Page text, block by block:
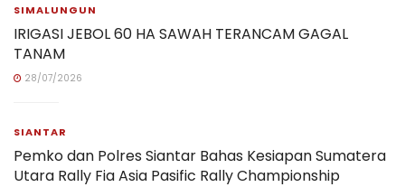
SIMALUNGUN
IRIGASI JEBOL 60 HA SAWAH TERANCAM GAGAL
TANAM
28/07/2026
SIANTAR
Pemko dan Polres Siantar Bahas Kesiapan Sumatera
Utara Rally Fia Asia Pasific Rally Championship